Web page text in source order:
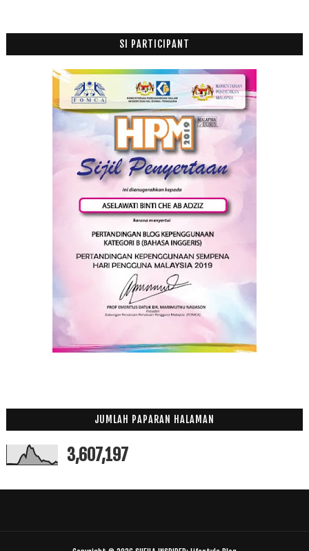
SI PARTICIPANT
JUMLAH PAPARAN HALAMAN
3,607,197